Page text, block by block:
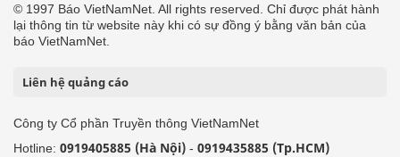
© 1997 Báo VietNamNet. All rights reserved. Chỉ được phát hành
lại thông tin từ website này khi có sự đồng ý bằng văn bản của
báo VietNamNet.
Liên hệ quảng cáo
Công ty Cổ phần Truyền thông VietNamNet
Hotline: 0919405885 (Hà Nội) - 0919435885 (Tp.HCM)